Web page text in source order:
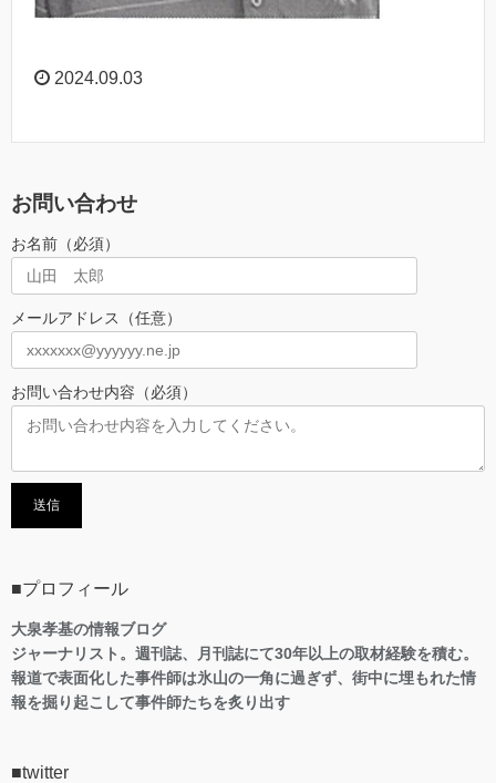
2024.09.03
お問い合わせ
お名前（必須）
メールアドレス（任意）
お問い合わせ内容（必須）
■プロフィール
大泉孝基の情報ブログ
ジャーナリスト。週刊誌、月刊誌にて30年以上の取材経験を積む。
報道で表面化した事件師は氷山の一角に過ぎず、街中に埋もれた情
報を掘り起こして事件師たちを炙り出す
■twitter